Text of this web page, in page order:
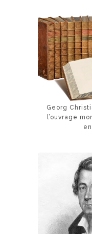
Georg
l’ouvrage